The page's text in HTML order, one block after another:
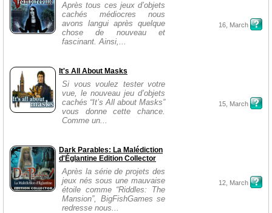
Après tous ces jeux d’objets
cachés médiocres nous
avons langui après quelque
chose de nouveau et
fascinant. Ainsi,...
16, March
It's All About Masks
Si vous voulez tester votre
vue, le nouveau jeu d’objets
cachés “It’s All about Masks”
vous donne cette chance.
Comme un...
15, March
Dark Parables: La Malédiction
d'Églantine Edition Collector
Après la série de projets des
jeux nés sous une mauvaise
étoile comme “Riddles: The
Mansion”, BigFishGames se
redresse nous...
12, March